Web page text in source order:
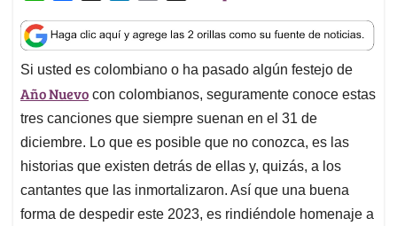
a
t
s
A
p
p
c
e
b
o
o
k
n
k
e
d
I
n
a
i
l
r
e
a
d
s
Si usted es colombiano o ha pasado algún festejo de
Año Nuevo con colombianos, seguramente conoce estas
tres canciones que siempre suenan en el 31 de
diciembre. Lo que es posible que no conozca, es las
historias que existen detrás de ellas y, quizás, a los
cantantes que las inmortalizaron. Así que una buena
forma de despedir este 2023, es rindiéndole homenaje a